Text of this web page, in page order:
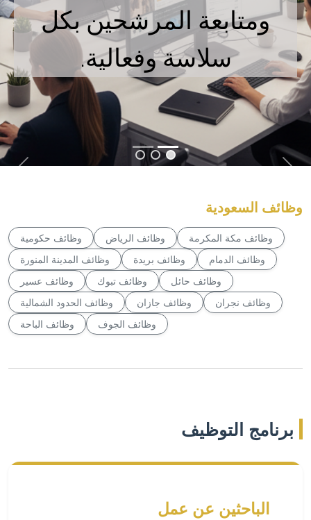
ومتابعة المرشحين بكل
سلاسة وفعالية.
وظائف السعودية
وظائف حكومية وظائف الرياض
وظائف مكة المكرمة
وظائف المدينة المنورة
وظائف بريدة
وظائف الدمام
وظائف عسير
وظائف تبوك
وظائف حائل
وظائف الحدود الشمالية
وظائف جازان
وظائف نجران
وظائف الباحة
وظائف الجوف
برنامج التوظيف
الباحثين عن عمل